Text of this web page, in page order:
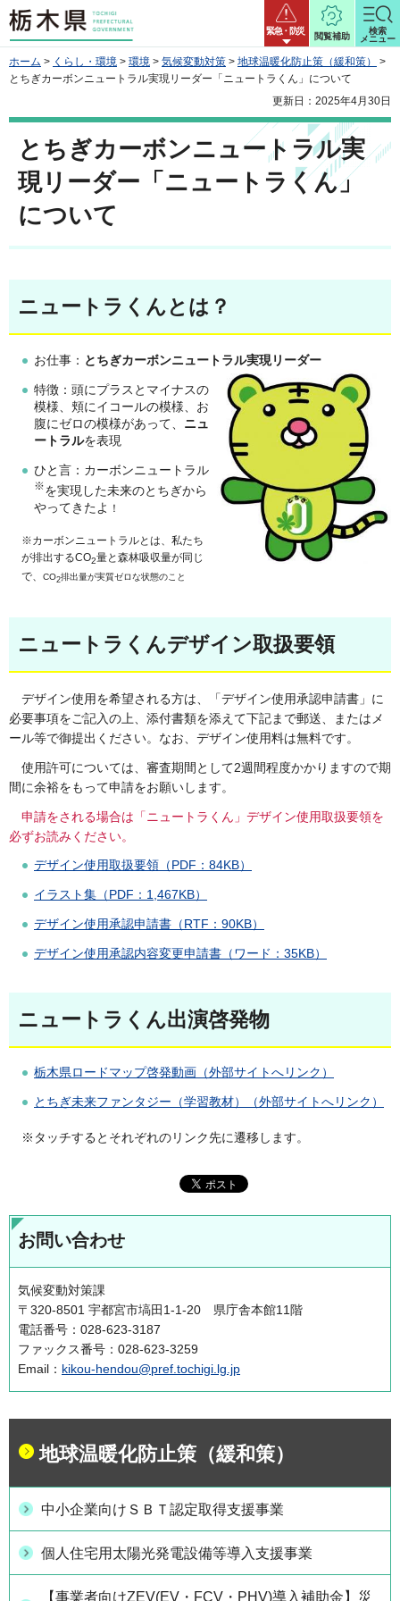
栃木県 緊急・防災
閲覧補助
検索
メニュー
ホーム > くらし・環境 > 環境 > 気候変動対策 > 地球温暖化防止策（緩和策）
>
とちぎカーボンニュートラル実現リーダー「ニュートラくん」について
更新日：2025年4月30日
とちぎカーボンニュートラル実
現リーダー「ニュートラくん」
について
ニュートラくんとは？
お仕事： とちぎカーボンニュートラル実現リーダー
特徴：頭にプラスとマイナスの
模様、頬にイコールの模様、お
腹にゼロの模様があって、 ニュ
ートラルを表現
ひと言：カーボンニュートラル
※を実現した未来のとちぎから
やってきたよ ！
※カーボンニュートラルとは、私たち
が排出するCO2量と森林吸収量が同じ
で、
CO2排出量が実質ゼロな状態のこと
ニュートラくんデザイン取扱要領
デザイン使用を希望される方は、「デザイン使用承認申請書」に
必要事項をご記入の上、添付書類を添えて下記まで郵送、またはメ
ール等で御提出ください。なお、デザイン使用料は無料です。
使用許可については、審査期間として2週間程度かかりますので期
間に余裕をもって申請をお願いします。
申請をされる場合は「ニュートラくん」デザイン使用取扱要領を
必ずお読みください。
デザイン使用取扱要領（PDF：84KB）
イラスト集（PDF：1,467KB）
デザイン使用承認申請書（RTF：90KB）
デザイン使用承認内容変更申請書（ワード：35KB）
ニュートラくん出演啓発物
栃木県ロードマップ啓発動画（外部サイトへリンク）
とちぎ未来ファンタジー（学習教材）（外部サイトへリンク）
※タッチするとそれぞれのリンク先に遷移します。
お問い合わせ
気候変動対策課
〒320-8501 宇都宮市塙田1-1-20 県庁舎本館11階
電話番号：028-623-3187
ファックス番号：028-623-3259
Email： kikou-hendou@pref.tochigi.lg.jp
地球温暖化防止策（緩和策）
中小企業向けＳＢＴ認定取得支援事業
個人住宅用太陽光発電設備等導入支援事業
【事業者向けZEV(EV・FCV・PHV)導入補助金】災